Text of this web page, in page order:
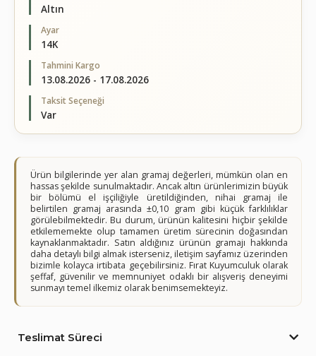
Altın
Ayar
14K
Tahmini Kargo
13.08.2026 - 17.08.2026
Taksit Seçeneği
Var
Ürün bilgilerinde yer alan gramaj değerleri, mümkün olan en
hassas şekilde sunulmaktadır. Ancak altın ürünlerimizin büyük
bir bölümü el işçiliğiyle üretildiğinden, nihai gramaj ile
belirtilen gramaj arasında ±0,10 gram gibi küçük farklılıklar
görülebilmektedir. Bu durum, ürünün kalitesini hiçbir şekilde
etkilememekte olup tamamen üretim sürecinin doğasından
kaynaklanmaktadır. Satın aldığınız ürünün gramajı hakkında
daha detaylı bilgi almak isterseniz, iletişim sayfamız üzerinden
bizimle kolayca irtibata geçebilirsiniz. Fırat Kuyumculuk olarak
şeffaf, güvenilir ve memnuniyet odaklı bir alışveriş deneyimi
sunmayı temel ilkemiz olarak benimsemekteyiz.
Teslimat Süreci